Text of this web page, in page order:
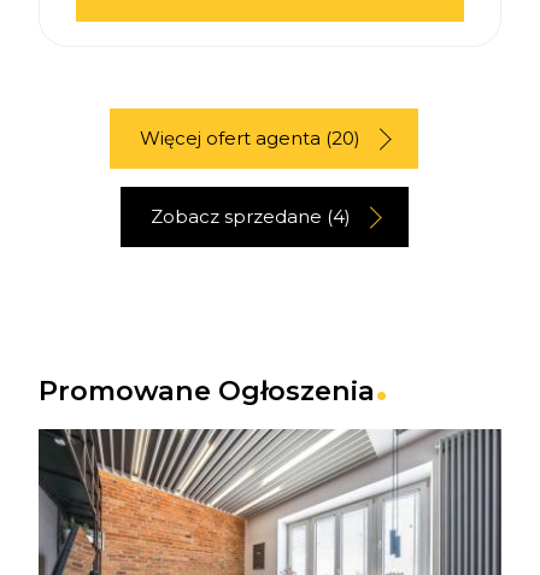
Więcej ofert agenta (20)
Zobacz sprzedane (4)
Promowane Ogłoszenia